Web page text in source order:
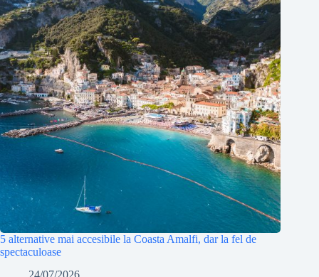
5 alternative mai accesibile la Coasta Amalfi, dar la fel de
spectaculoase